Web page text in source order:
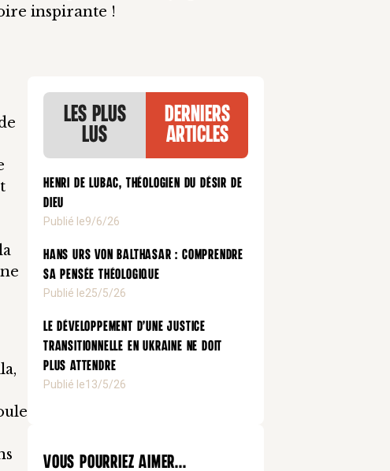
inspirante !
Les plus
lus
Derniers
articles
Henri de Lubac, théologien du désir de
Dieu
Publié le9/6/26
Hans Urs von Balthasar : comprendre
sa pensée théologique
Publié le25/5/26
Le développement d’une justice
transitionnelle en Ukraine ne doit
plus attendre
Publié le13/5/26
Vous pourriez aimer...